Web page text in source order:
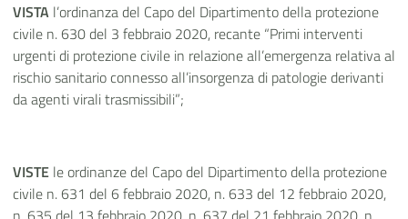
VISTA l’ordinanza del Capo del Dipartimento della protezione
civile n. 630 del 3 febbraio 2020, recante “Primi interventi
urgenti di protezione civile in relazione all’emergenza relativa al
rischio sanitario connesso all’insorgenza di patologie derivanti
da agenti virali trasmissibili”;
VISTE le ordinanze del Capo del Dipartimento della protezione
civile n. 631 del 6 febbraio 2020, n. 633 del 12 febbraio 2020,